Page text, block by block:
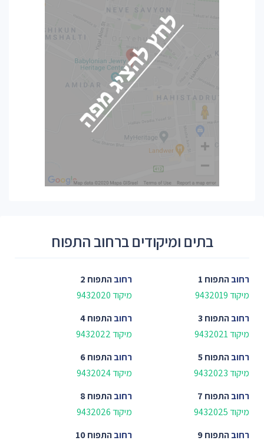
בתים ומיקודים ברחוב התפוח
רחובהתפוח 1
מיקוד 9432019
רחובהתפוח 2
מיקוד 9432020
רחובהתפוח 3
מיקוד 9432021
רחובהתפוח 4
מיקוד 9432022
רחובהתפוח 5
מיקוד 9432023
רחובהתפוח 6
מיקוד 9432024
רחובהתפוח 7
מיקוד 9432025
רחובהתפוח 8
מיקוד 9432026
רחובהתפוח 9
רחובהתפוח 10